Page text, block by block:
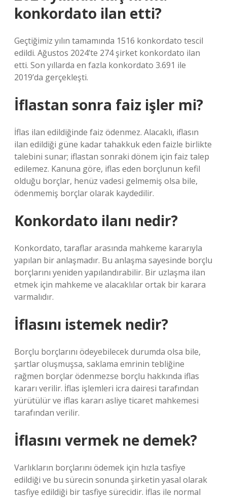
konkordato ilan etti?
Geçtiğimiz yılın tamamında 1516 konkordato tescil
edildi. Ağustos 2024’te 274 şirket konkordato ilan
etti. Son yıllarda en fazla konkordato 3.691 ile
2019’da gerçekleşti.
İflastan sonra faiz işler mi?
İflas ilan edildiğinde faiz ödenmez. Alacaklı, iflasın
ilan edildiği güne kadar tahakkuk eden faizle birlikte
talebini sunar; iflastan sonraki dönem için faiz talep
edilemez. Kanuna göre, iflas eden borçlunun kefil
olduğu borçlar, henüz vadesi gelmemiş olsa bile,
ödenmemiş borçlar olarak kaydedilir.
Konkordato ilanı nedir?
Konkordato, taraflar arasında mahkeme kararıyla
yapılan bir anlaşmadır. Bu anlaşma sayesinde borçlu
borçlarını yeniden yapılandırabilir. Bir uzlaşma ilan
etmek için mahkeme ve alacaklılar ortak bir karara
varmalıdır.
İflasını istemek nedir?
Borçlu borçlarını ödeyebilecek durumda olsa bile,
şartlar oluşmuşsa, saklama emrinin tebliğine
rağmen borçlar ödenmezse borçlu hakkında iflas
kararı verilir. İflas işlemleri icra dairesi tarafından
yürütülür ve iflas kararı asliye ticaret mahkemesi
tarafından verilir.
İflasını vermek ne demek?
Varlıkların borçlarını ödemek için hızla tasfiye
edildiği ve bu sürecin sonunda şirketin yasal olarak
tasfiye edildiği bir tasfiye sürecidir. İflas ile normal